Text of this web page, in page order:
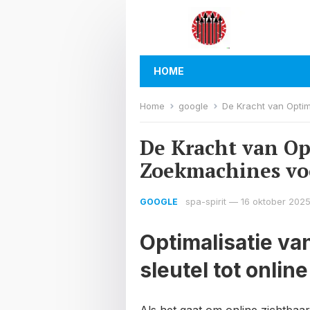
HOME
Home google De Kracht van
De Kracht van
Zoekmachines
GOOGLE spa-spirit — 16 oktober 2025
Optimalisatie
sleutel tot